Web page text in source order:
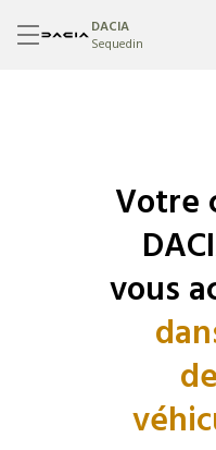
DACIA
Sequedin
Votre
vous